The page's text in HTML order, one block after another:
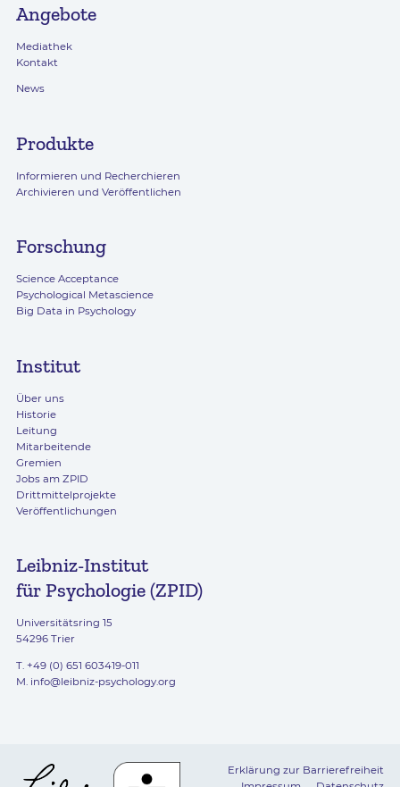
Angebote
Mediathek
Kontakt
News
Produkte
Informieren und Recherchieren
Archivieren und Veröffentlichen
Forschung
Science Acceptance
Psychological Metascience
Big Data in Psychology
Institut
Über uns
Historie
Leitung
Mitarbeitende
Gremien
Jobs am ZPID
Drittmittelprojekte
Veröffentlichungen
Leibniz-Institut
für Psychologie (ZPID)
Universitätsring 15
54296 Trier
T. +49 (0) 651 603419-011
M. info@leibniz-psychology.org
Erklärung zur Barrierefreiheit